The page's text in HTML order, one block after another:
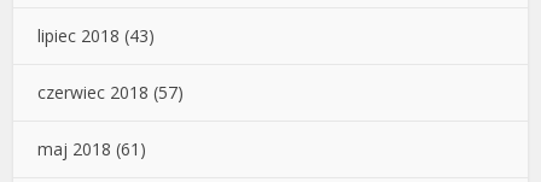
lipiec 2018 (43)
czerwiec 2018 (57)
maj 2018 (61)